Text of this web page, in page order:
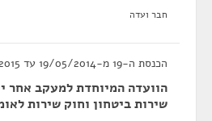
חבר ועדה
הכנסת ה-19 מ-19/05/2014 עד 31/03/2015
הוועדה המיוחדת למעקב אחר
שירות ביטחון וחוק שירות